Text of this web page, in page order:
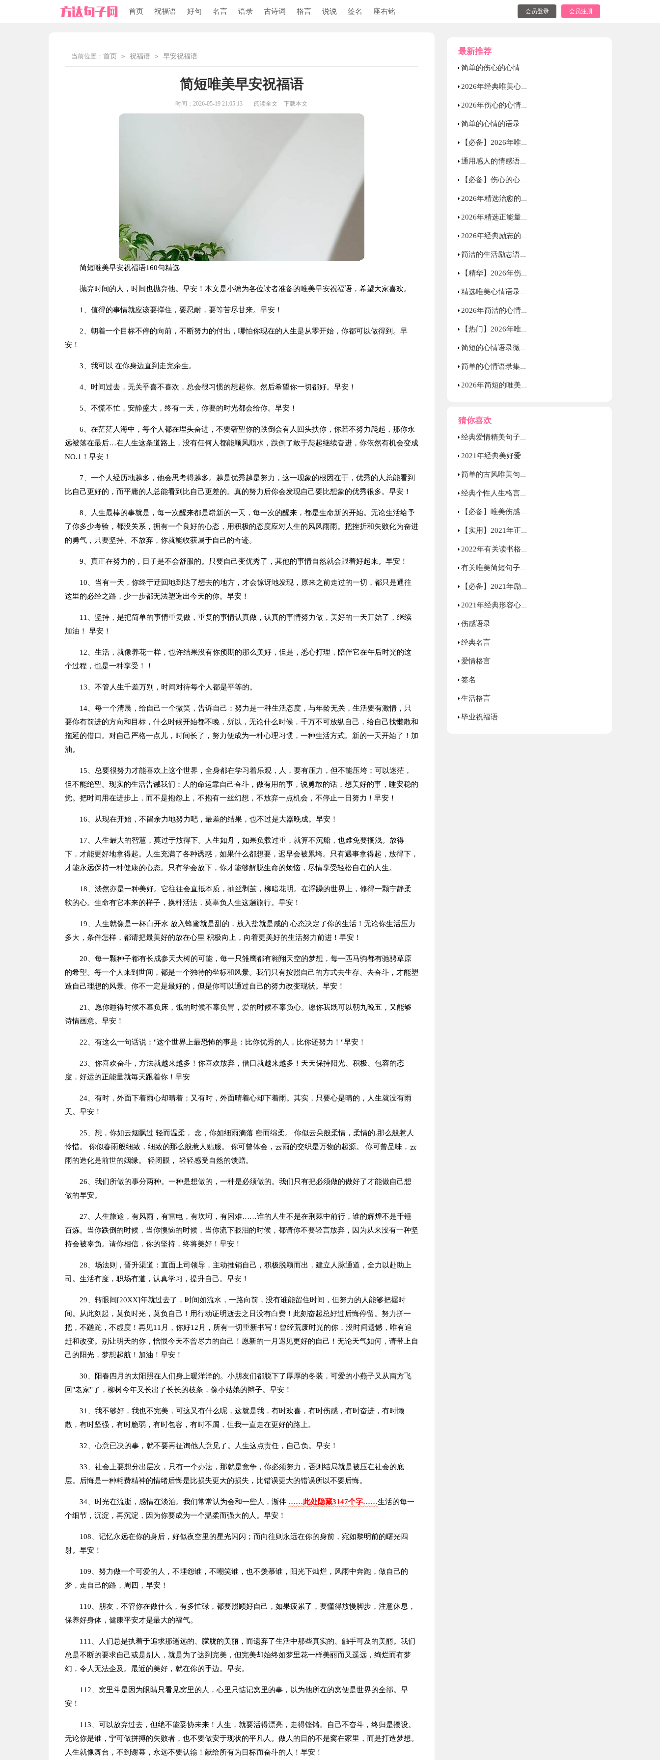
首页 祝福语 好句 名言 语录 古诗词 格言 说说 签名 座右铭 会员登录 会员注册
当前位置： 首页 > 祝福语 > 早安祝福语
简短唯美早安祝福语
时间：2026-05-19 21:05:13 阅读全文 下载本文
简短唯美早安祝福语160句精选
抛弃时间的人，时间也抛弃他。早安！本文是小编为各位读者准备的唯美早安祝福语，希望大家喜欢。
1、值得的事情就应该要撑住，要忍耐，要等苦尽甘来。早安！
2、朝着一个目标不停的向前，不断努力的付出，哪怕你现在的人生是从零开始，你都可以做得到。早
安！
3、我可以 在你身边直到走完余生。
4、时间过去，无关乎喜不喜欢，总会很习惯的想起你。然后希望你一切都好。早安！
5、不慌不忙，安静盛大，终有一天，你要的时光都会给你。早安！
6、在茫茫人海中，每个人都在埋头奋进，不要奢望你的跌倒会有人回头扶你，你若不努力爬起，那你永
远被落在最后…在人生这条道路上，没有任何人都能顺风顺水，跌倒了敢于爬起继续奋进，你依然有机会变成
NO.1！早安！
7、一个人经历地越多，他会思考得越多。越是优秀越是努力，这一现象的根因在于，优秀的人总能看到
比自己更好的，而平庸的人总能看到比自己更差的。真的努力后你会发现自己要比想象的优秀很多。早安！
8、人生最棒的事就是，每一次醒来都是崭新的一天，每一次的醒来，都是生命新的开始。无论生活给予
了你多少考验，都没关系，拥有一个良好的心态，用积极的态度应对人生的风风雨雨。把挫折和失败化为奋进
的勇气，只要坚持、不放弃，你就能收获属于自己的奇迹。
9、真正在努力的，日子是不会舒服的。只要自己变优秀了，其他的事情自然就会跟着好起来。早安！
10、当有一天，你终于迂回地到达了想去的地方，才会惊讶地发现，原来之前走过的一切，都只是通往
这里的必经之路，少一步都无法塑造出今天的你。早安！
11、坚持，是把简单的事情重复做，重复的事情认真做，认真的事情努力做，美好的一天开始了，继续
加油！ 早安！
12、生活，就像养花一样，也许结果没有你预期的那么美好，但是，悉心打理，陪伴它在午后时光的这
个过程，也是一种享受！！
13、不管人生千差万别，时间对待每个人都是平等的。
14、每一个清晨，给自己一个微笑，告诉自己：努力是一种生活态度，与年龄无关，生活要有激情，只
要你有前进的方向和目标，什么时候开始都不晚，所以，无论什么时候，千万不可放纵自己，给自己找懒散和
拖延的借口。对自己严格一点儿，时间长了，努力便成为一种心理习惯，一种生活方式。新的一天开始了！加
油。
15、总要很努力才能喜欢上这个世界，全身都在学习着乐观，人，要有压力，但不能压垮；可以迷茫，
但不能绝望。现实的生活告诫我们：人的命运靠自己奋斗，做有用的事，说勇敢的话，想美好的事，睡安稳的
觉。把时间用在进步上，而不是抱怨上，不抱有一丝幻想，不放弃一点机会，不停止一日努力！早安！
16、从现在开始，不留余力地努力吧，最差的结果，也不过是大器晚成。早安！
17、人生最大的智慧，莫过于放得下。人生如舟，如果负载过重，就算不沉船，也难免要搁浅。放得
下，才能更好地拿得起。人生充满了各种诱惑，如果什么都想要，迟早会被累垮。只有遇事拿得起，放得下，
才能永远保持一种健康的心态。只有学会放下，你才能够解脱生命的烦恼，尽情享受轻松自在的人生。
18、淡然亦是一种美好。它往往会直抵本质，抽丝剥茧，柳暗花明。在浮躁的世界上，修得一颗宁静柔
软的心。生命有它本来的样子，换种活法，莫辜负人生这趟旅行。早安！
19、人生就像是一杯白开水 放入蜂蜜就是甜的，放入盐就是咸的 心态决定了你的生活！无论你生活压力
多大，条件怎样，都请把最美好的放在心里 积极向上，向着更美好的生活努力前进！早安！
20、每一颗种子都有长成参天大树的可能，每一只雏鹰都有翱翔天空的梦想，每一匹马驹都有驰骋草原
的希望。每一个人来到世间，都是一个独特的坐标和风景。我们只有按照自己的方式去生存、去奋斗，才能塑
造自己理想的风景。你不一定是最好的，但是你可以通过自己的努力改变现状。早安！
21、愿你睡得时候不辜负床，饿的时候不辜负胃，爱的时候不辜负心。愿你我既可以朝九晚五，又能够
诗情画意。早安！
22、有这么一句话说："这个世界上最恐怖的事是：比你优秀的人，比你还努力！"早安！
23、你喜欢奋斗，方法就越来越多！你喜欢放弃，借口就越来越多！天天保持阳光、积极、包容的态
度，好运的正能量就毎天跟着你！早安
24、有时，外面下着雨心却晴着；又有时，外面晴着心却下着雨。其实，只要心是晴的，人生就没有雨
天。早安！
25、想，你如云烟飘过 轻而温柔， 念，你如细雨滴落 密而绵柔。 你似云朵般柔情，柔情的.那么般惹人
怜惜。 你似春雨般细致，细致的那么般惹人贴服。 你可曾体会，云雨的交织是万物的起源。 你可曾品味，云
雨的造化是前世的姻缘。 轻闭眼， 轻轻感受自然的馈赠。
26、我们所做的事分两种。一种是想做的，一种是必须做的。我们只有把必须做的做好了才能做自己想
做的早安。
27、人生旅途，有风雨，有雷电，有坎坷，有困难……谁的人生不是在荆棘中前行，谁的辉煌不是千锤
百炼。当你跌倒的时候，当你懊恼的时候，当你流下眼泪的时候，都请你不要轻言放弃，因为从来没有一种坚
持会被辜负。请你相信，你的坚持，终将美好！早安！
28、场法则，晋升渠道：直面上司领导，主动推销自己，积极脱颖而出，建立人脉通道，全力以赴助上
司。生活有度，职场有道，认真学习，提升自己。早安！
29、转眼间[20XX]年就过去了，时间如流水，一路向前，没有谁能留住时间，但努力的人能够把握时
间。从此刻起，莫负时光，莫负自己！用行动证明逝去之日没有白费！此刻奋起总好过后悔停留。努力拼一
把，不蹉跎，不虚度！再见11月，你好12月，所有一切重新书写！曾经荒废时光的你，没时间遗憾，唯有追
赶和改变。别让明天的你，憎恨今天不曾尽力的自己！愿新的一月遇见更好的自己！无论天气如何，请带上自
己的阳光，梦想起航！加油！早安！
30、阳春四月的太阳照在人们身上暖洋洋的。小朋友们都脱下了厚厚的冬装，可爱的小燕子又从南方飞
回"老家"了，柳树今年又长出了长长的枝条，像小姑娘的辫子。早安！
31、我不够好，我也不完美，可这又有什么呢，这就是我，有时欢喜，有时伤感，有时奋进，有时懒
散，有时坚强，有时脆弱，有时包容，有时不屑，但我一直走在更好的路上。
32、心意已决的事，就不要再征询他人意见了。人生这点责任，自己负。早安！
33、社会上要想分出层次，只有一个办法，那就是竞争，你必须努力，否则结局就是被压在社会的底
层。后悔是一种耗费精神的情绪后悔是比损失更大的损失，比错误更大的错误所以不要后悔。
34、时光在流逝，感情在淡泊。我们常常认为会和一些人，渐伴 ……此处隐藏3147个字……生活的每一
个细节，沉淀，再沉淀，因为你要成为一个温柔而强大的人。早安！
108、记忆永远在你的身后，好似夜空里的星光闪闪；而向往则永远在你的身前，宛如黎明前的曙光四
射。早安！
109、努力做一个可爱的人，不埋怨谁，不嘲笑谁，也不羡慕谁，阳光下灿烂，风雨中奔跑，做自己的
梦，走自己的路，周四，早安！
110、朋友，不管你在做什么，有多忙碌，都要照顾好自己，如果疲累了，要懂得放慢脚步，注意休息，
保养好身体，健康平安才是最大的福气。
111、人们总是执着于追求那遥远的、朦胧的美丽，而遗弃了生活中那些真实的、触手可及的美丽。我们
总是不断的要求自己或是别人，就是为了达到完美，但完美却始终如梦里花一样美丽而又遥远，绚烂而有梦
幻，令人无法企及。最近的美好，就在你的手边。早安。
112、窝里斗是因为眼睛只看见窝里的人，心里只惦记窝里的事，以为他所在的窝便是世界的全部。早
安！
113、可以放弃过去，但绝不能妥协未来！人生，就要活得漂亮，走得铿锵。自己不奋斗，终归是摆设。
无论你是谁，宁可做拼搏的失败者，也不要做安于现状的平凡人。做人的目的不是窝在家里，而是打造梦想。
人生就像舞台，不到谢幕，永远不要认输！献给所有为目标而奋斗的人！早安！
最新推荐
简单的伤心的心情语录锦集85句
2026年经典唯美心情的语录汇编79句
2026年伤心的心情语录38句
简单的心情的语录集锦35句
【必备】2026年唯美的心情语录68句
通用感人的情感语录集锦96句
【必备】伤心的心情语录汇编66条
2026年精选治愈的心情语录大集合60句
2026年精选正能量励志语录大集合69条
2026年经典励志的语录大合集88句
简洁的生活励志语录汇编75条
【精华】2026年伤心的心情语录集合46句
精选唯美心情语录汇编66条
2026年简洁的心情语录54句
【热门】2026年唯美心情语录摘录67条
简短的心情语录微博大汇总61条
简单的心情语录集锦77句
2026年简短的唯美的心情语录摘录35条
猜你喜欢
经典爱情精美句子集合36条
2021年经典美好爱情句子汇编75句
简单的古风唯美句子集锦66条
经典个性人生格言合集90条
【必备】唯美伤感语录合集70条
【实用】2021年正能量励志句子汇编59句
2022年有关读书格言34句
有关唯美简短句子集锦85句
【必备】2021年励志感悟句子48条
2021年经典形容心情低落的句子集锦50句
伤感语录
经典名言
爱情格言
签名
生活格言
毕业祝福语